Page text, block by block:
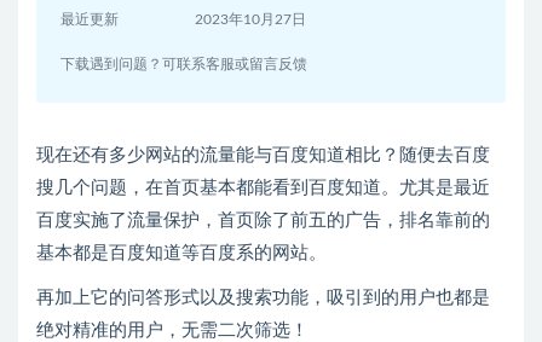
最近更新 2023年10月27日
下载遇到问题？可联系客服或留言反馈
现在还有多少网站的流量能与百度知道相比？随便去百度
搜几个问题，在首页基本都能看到百度知道。尤其是最近
百度实施了流量保护，首页除了前五的广告，排名靠前的
基本都是百度知道等百度系的网站。
再加上它的问答形式以及搜索功能，吸引到的用户也都是
绝对精准的用户，无需二次筛选！